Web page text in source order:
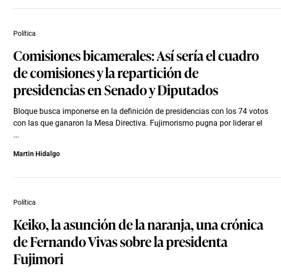
Comisiones bicamerales: Así sería el cuadro
de comisiones y la repartición de
presidencias en Senado y Diputados
Bloque busca imponerse en la definición de presidencias con los 74 votos
con las que ganaron la Mesa Directiva. Fujimorismo pugna por liderar el
...
Política
Martin Hidalgo
Keiko, la asunción de la naranja, una crónica
de Fernando Vivas sobre la presidenta
Fujimori
Política